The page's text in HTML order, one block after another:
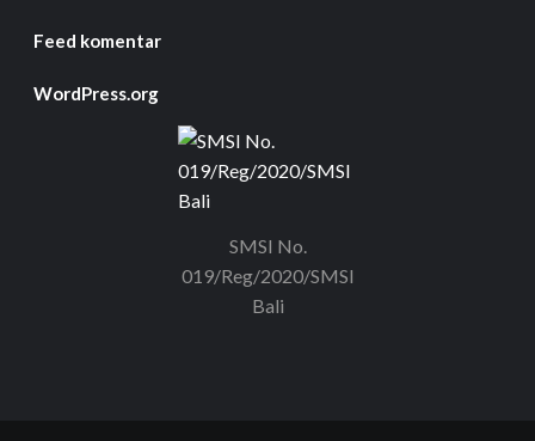
Feed komentar
WordPress.org
SMSI No.
019/Reg/2020/SMSI
Bali